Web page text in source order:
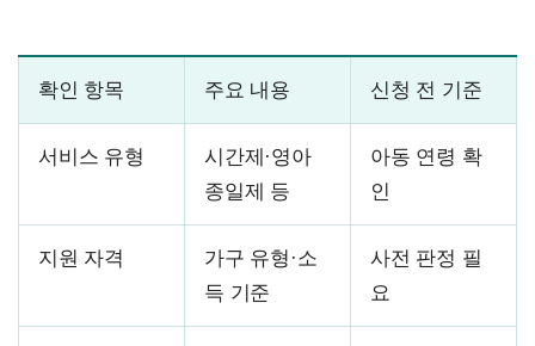
확인 항목 주요 내용 신청 전 기준
서비스 유형
시간제·영아
종일제 등
아동 연령 확
인
지원 자격
가구 유형·소
득 기준
사전 판정 필
요